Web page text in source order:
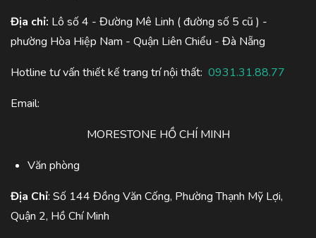
Địa chỉ: Lô số 4 - Đường Mê Linh ( đường số 5 cũ ) -
phường Hòa Hiệp Nam - Quận Liên Chiểu - Đà Nẵng
Hotline tư vấn thiết kế trang trí nội thất: 0931.31.88.77
Email:
MORESTONE HỒ CHÍ MINH
Văn phòng
Địa Chỉ: Số 144 Đồng Văn Cống, Phường Thạnh Mỹ Lợi,
Quận 2, Hồ Chí Minh